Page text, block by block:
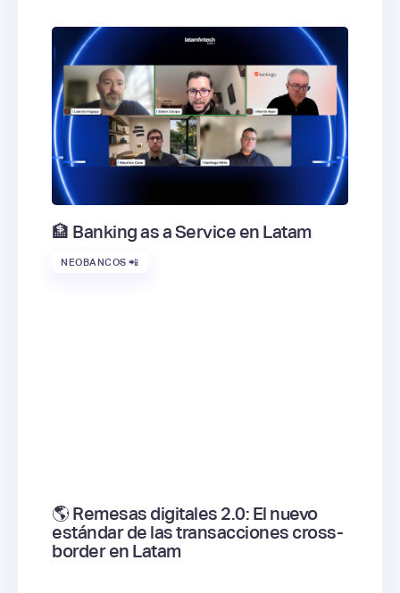
🏦 Banking as a Service en Latam
NEOBANCOS 📲
🌎 Remesas digitales 2.0: El nuevo
estándar de las transacciones cross-
border en Latam